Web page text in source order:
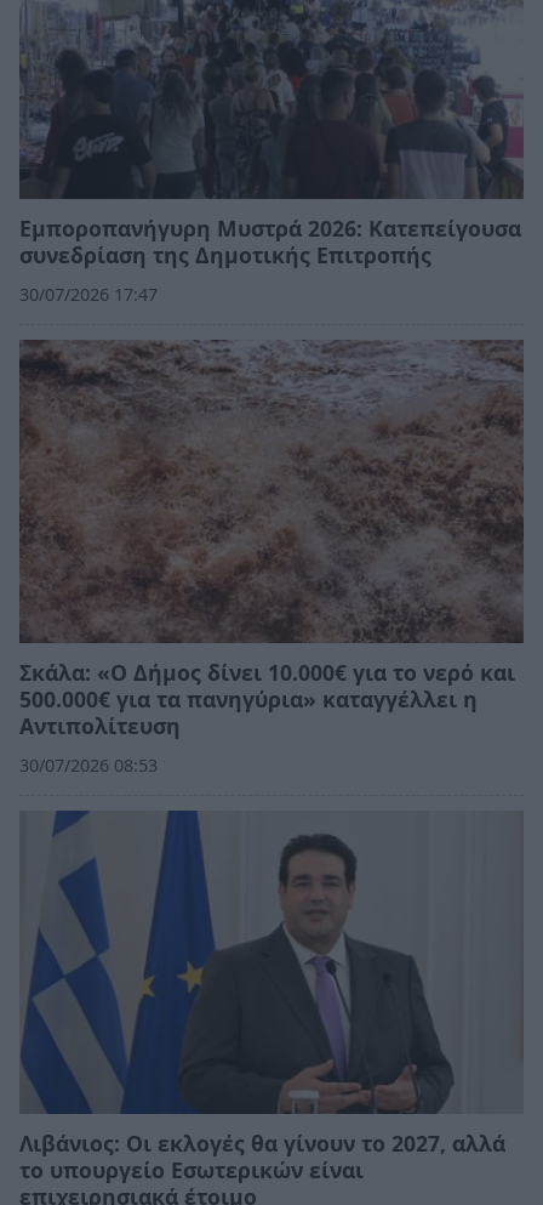
Εμποροπανήγυρη Μυστρά 2026: Κατεπείγουσα
συνεδρίαση της Δημοτικής Επιτροπής
30/07/2026 17:47
Σκάλα: «Ο Δήμος δίνει 10.000€ για το νερό και
500.000€ για τα πανηγύρια» καταγγέλλει η
Αντιπολίτευση
30/07/2026 08:53
Λιβάνιος: Οι εκλογές θα γίνουν το 2027, αλλά
το υπουργείο Εσωτερικών είναι
επιχειρησιακά έτοιμο